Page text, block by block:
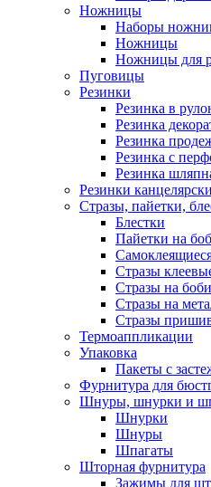
Ножницы
Наборы
Ножницы
Ножницы для
Пуговицы
Резинки
Резинка в
Резинка
Резинка
Резинка с
Резинка
Резинки
Стразы, пайетки,
Блестки
Пайетки на
Стразы
Стразы на
Стразы на
Стразы
Термоаппликации
Упаковка
Пакеты с
Фурнитура для
Шнуры, шнурки и
Шнурки
Шнуры
Шпагаты
Шторная фурнитура
Зажимы для